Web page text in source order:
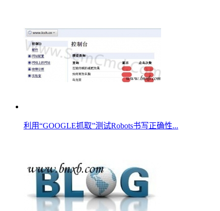
利用“GOOGLE抓取”测试Robots书写正确性...